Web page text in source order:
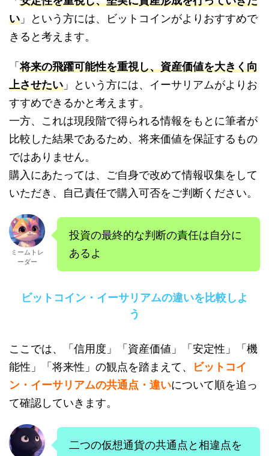
い 」という方には、ビットコインがよりおすすめで
きると考えます。
「将来の飛躍可能性を重視し、資産価値を大きく向
上させたい 」という方には、イーサリアムがよりお
すすめできるかと考えます。
一方、これは現段階で得られる情報をもとに筆者が
比較した結果であるため、将来価値を保証するもの
ではありません。
購入にあたっては、ご自身で改めて情報収集をして
いただき、自己責任で購入可否をご判断ください。
ミームトレ
ーダー
投資の最終的な判断の責任は自分に
あるよ
ビットコイン・イーサリアムの違いを比較しよ
う
ここでは、「信用度」「資産価値」「安定性」「機
能性」「将来性」の観点を踏まえて、
ビットコイ
ン・イーサリアムの共通点・違いについて順を追っ
て確認していきます。
二つの仮想通貨の共通点と相違点を